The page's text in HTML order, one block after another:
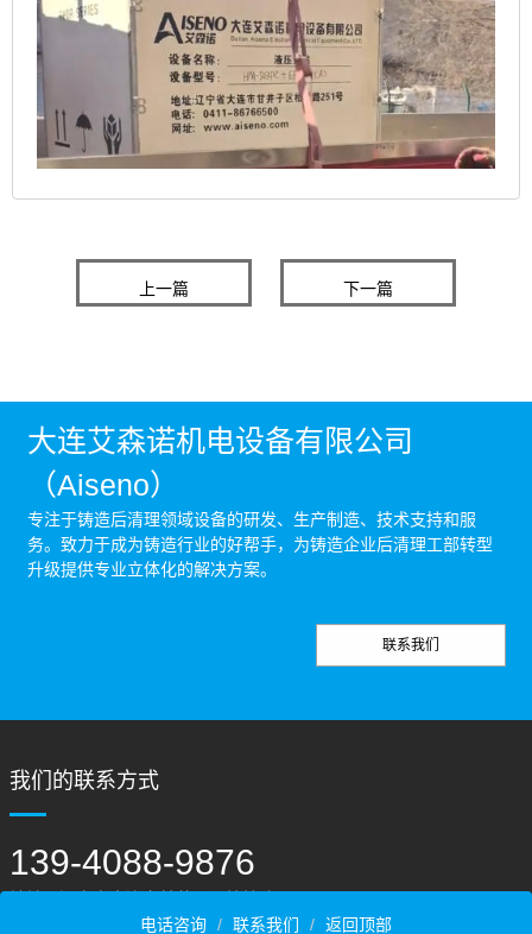
上一篇 下一篇
大连艾森诺机电设备有限公司
（Aiseno）
专注于铸造后清理领域设备的研发、生产制造、技术支持和服
务。致力于成为铸造行业的好帮手，为铸造企业后清理工部转型
升级提供专业立体化的解决方案。
联系我们
我们的联系方式
139-4088-9876
邮箱：aiseno_vip@163.com
电话咨询 联系我们 返回顶部